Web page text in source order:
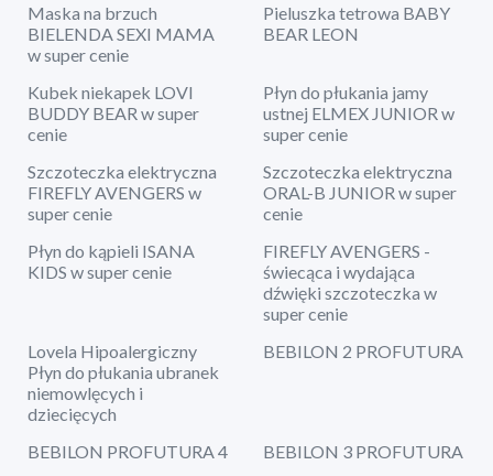
Maska na brzuch
BIELENDA SEXI MAMA
w super cenie
Pieluszka tetrowa BABY
BEAR LEON
Kubek niekapek LOVI
BUDDY BEAR w super
cenie
Płyn do płukania jamy
ustnej ELMEX JUNIOR w
super cenie
Szczoteczka elektryczna
FIREFLY AVENGERS w
super cenie
Szczoteczka elektryczna
ORAL-B JUNIOR w super
cenie
Płyn do kąpieli ISANA
KIDS w super cenie
FIREFLY AVENGERS -
świecąca i wydająca
dźwięki szczoteczka w
super cenie
Lovela Hipoalergiczny
Płyn do płukania ubranek
niemowlęcych i
dziecięcych
BEBILON 2 PROFUTURA
BEBILON PROFUTURA 4
BEBILON 3 PROFUTURA